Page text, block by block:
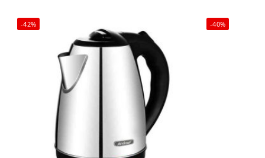
-42% -40%